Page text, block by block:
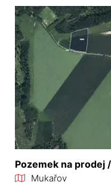
Pozemek na prodej
Mukařov